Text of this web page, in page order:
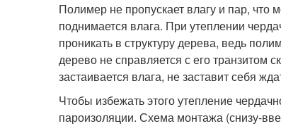
Полимер не пропускает влагу и пар, что
поднимается влага. При утеплении
проникать в структуру дерева, ведь
дерево не справляется с его транзитом
застаивается влага, не заставит себя
Чтобы избежать этого утепление
пароизоляции. Схема монтажа (снизу-